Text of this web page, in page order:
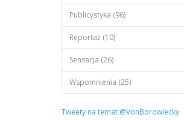
Publicystyka (96)
Reportaż (10)
Sensacja (26)
Wspomnienia (25)
Tweety na temat @VonBorowiecky